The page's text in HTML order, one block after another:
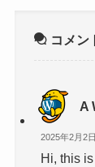
コメン
A
2025年2月2
Hi, this